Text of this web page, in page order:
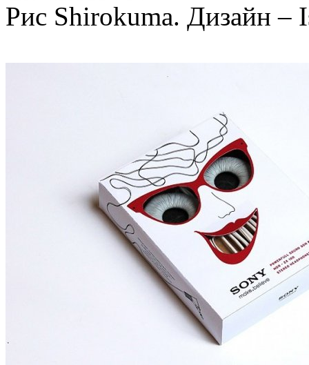
Рис Shirokuma. Дизайн –